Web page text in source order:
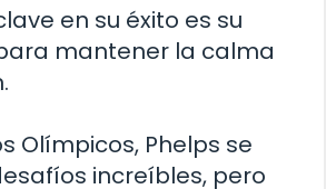
en su éxito es su
mantener la calma
Olímpicos, Phelps se
increíbles, pero